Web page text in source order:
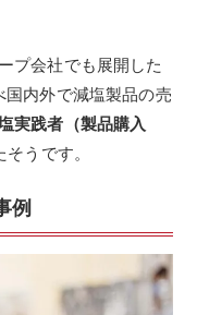
プ会社でも展開した
内外で減塩製品の売
実践者（製品購入
そうです。
例